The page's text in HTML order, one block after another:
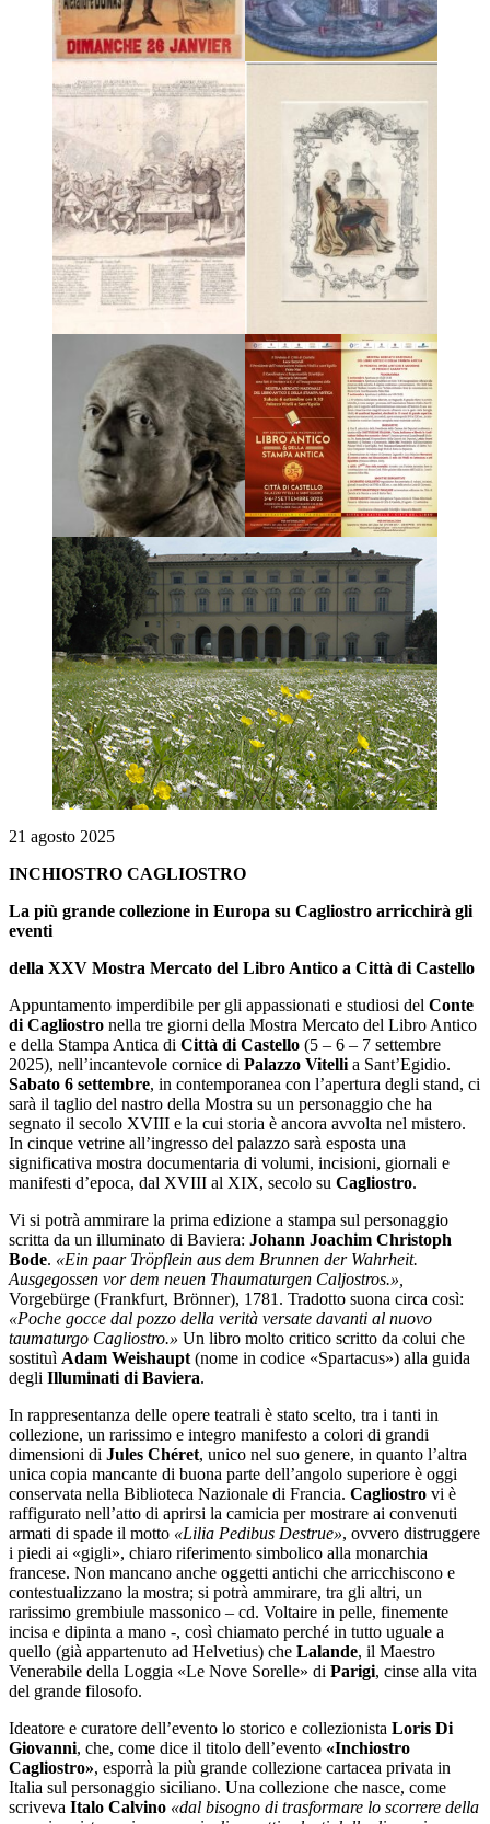
21 agosto 2025
INCHIOSTRO CAGLIOSTRO
La più grande collezione in Europa su Cagliostro arricchirà gli
eventi
della XXV Mostra Mercato del Libro Antico a Città di Castello
Appuntamento imperdibile per gli appassionati e studiosi del Conte
di Cagliostro nella tre giorni della Mostra Mercato del Libro Antico
e della Stampa Antica di Città di Castello (5 – 6 – 7 settembre
2025), nell’incantevole cornice di Palazzo Vitelli a Sant’Egidio.
Sabato 6 settembre, in contemporanea con l’apertura degli stand, ci
sarà il taglio del nastro della Mostra su un personaggio che ha
segnato il secolo XVIII e la cui storia è ancora avvolta nel mistero.
In cinque vetrine all’ingresso del palazzo sarà esposta una
significativa mostra documentaria di volumi, incisioni, giornali e
manifesti d’epoca, dal XVIII al XIX, secolo su Cagliostro.
Vi si potrà ammirare la prima edizione a stampa sul personaggio
scritta da un illuminato di Baviera: Johann Joachim Christoph
Bode. «Ein paar Tröpflein aus dem Brunnen der Wahrheit.
Ausgegossen vor dem neuen Thaumaturgen Caljostros.»,
Vorgebürge (Frankfurt, Brönner), 1781. Tradotto suona circa così:
«Poche gocce dal pozzo della verità versate davanti al nuovo
taumaturgo Cagliostro.» Un libro molto critico scritto da colui che
sostituì Adam Weishaupt (nome in codice «Spartacus») alla guida
degli Illuminati di Baviera.
In rappresentanza delle opere teatrali è stato scelto, tra i tanti in
collezione, un rarissimo e integro manifesto a colori di grandi
dimensioni di Jules Chéret, unico nel suo genere, in quanto l’altra
unica copia mancante di buona parte dell’angolo superiore è oggi
conservata nella Biblioteca Nazionale di Francia. Cagliostro vi è
raffigurato nell’atto di aprirsi la camicia per mostrare ai convenuti
armati di spade il motto «Lilia Pedibus Destrue», ovvero distruggere
i piedi ai «gigli», chiaro riferimento simbolico alla monarchia
francese. Non mancano anche oggetti antichi che arricchiscono e
contestualizzano la mostra; si potrà ammirare, tra gli altri, un
rarissimo grembiule massonico – cd. Voltaire in pelle, finemente
incisa e dipinta a mano -, così chiamato perché in tutto uguale a
quello (già appartenuto ad Helvetius) che Lalande, il Maestro
Venerabile della Loggia «Le Nove Sorelle» di Parigi, cinse alla vita
del grande filosofo.
Ideatore e curatore dell’evento lo storico e collezionista Loris Di
Giovanni, che, come dice il titolo dell’evento «Inchiostro
Cagliostro», esporrà la più grande collezione cartacea privata in
Italia sul personaggio siciliano. Una collezione che nasce, come
scriveva Italo Calvino «dal bisogno di trasformare lo scorrere della